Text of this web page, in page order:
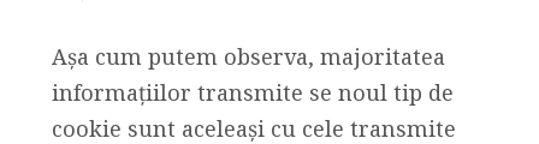
Așa cum putem observa, majoritatea
informațiilor transmite se noul tip de
cookie sunt aceleași cu cele transmite